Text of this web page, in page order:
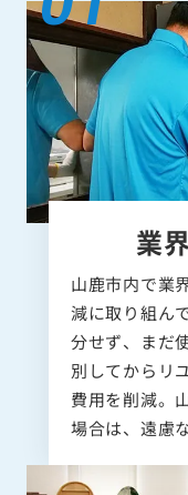
業
山鹿市内で業
減に取り組ん
分せず、まだ
別してからリ
費用を削減。
場合は、遠慮